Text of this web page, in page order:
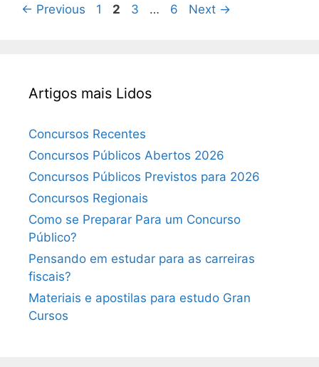
← Previous Page
1 Page
2 Page
3 … Page
6 Next →
Artigos mais Lidos
Concursos Recentes
Concursos Públicos Abertos 2026
Concursos Públicos Previstos para 2026
Concursos Regionais
Como se Preparar Para um Concurso
Público?
Pensando em estudar para as carreiras
fiscais?
Materiais e apostilas para estudo Gran
Cursos